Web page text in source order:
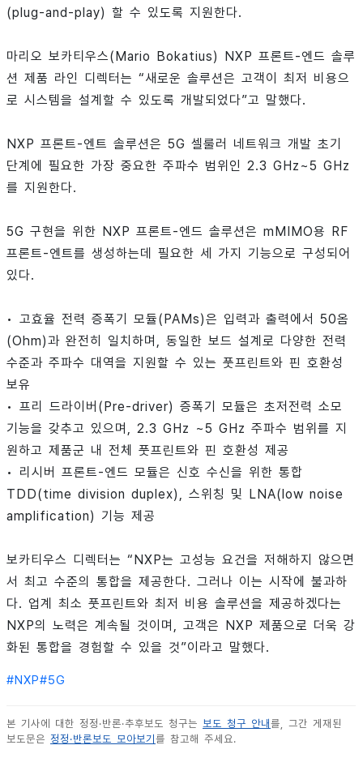
(plug-and-play) 할 수 있도록 지원한다.
마리오 보카티우스(Mario Bokatius) NXP 프론트-엔드 솔루
션 제품 라인 디렉터는 “새로운 솔루션은 고객이 최저 비용으
로 시스템을 설계할 수 있도록 개발되었다”고 말했다.
NXP 프론트-엔트 솔루션은 5G 셀룰러 네트워크 개발 초기
단계에 필요한 가장 중요한 주파수 범위인 2.3 GHz~5 GHz
를 지원한다.
5G 구현을 위한 NXP 프론트-엔드 솔루션은 mMIMO용 RF
프론트-엔트를 생성하는데 필요한 세 가지 기능으로 구성되어
있다.
• 고효율 전력 증폭기 모듈(PAMs)은 입력과 출력에서 50옴
(Ohm)과 완전히 일치하며, 동일한 보드 설계로 다양한 전력
수준과 주파수 대역을 지원할 수 있는 풋프린트와 핀 호환성
보유
• 프리 드라이버(Pre-driver) 증폭기 모듈은 초저전력 소모
기능을 갖추고 있으며, 2.3 GHz ~5 GHz 주파수 범위를 지
원하고 제품군 내 전체 풋프린트와 핀 호환성 제공
•
리시버 프론트-엔드 모듈은 신호 수신을 위한 통합
TDD(time division duplex), 스위칭 및 LNA(low noise
amplification) 기능 제공
보카티우스 디렉터는 “NXP는 고성능 요건을 저해하지 않으면
서 최고 수준의 통합을 제공한다. 그러나 이는 시작에 불과하
다. 업계 최소 풋프린트와 최저 비용 솔루션을 제공하겠다는
NXP의 노력은 계속될 것이며, 고객은 NXP 제품으로 더욱 강
화된 통합을 경험할 수 있을 것”이라고 말했다.
#NXP#5G
본 기사에 대한 정정·반론·추후보도 청구는 보도 청구 안내 를, 그간 게재된
보도문은 정정·반론보도 모아보기 를 참고해 주세요.